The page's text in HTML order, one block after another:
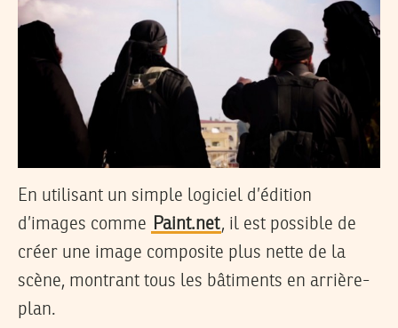
En utilisant un simple logiciel d’édition
d’images comme Paint.net, il est possible de
créer une image composite plus nette de la
scène, montrant tous les bâtiments en arrière-
plan.